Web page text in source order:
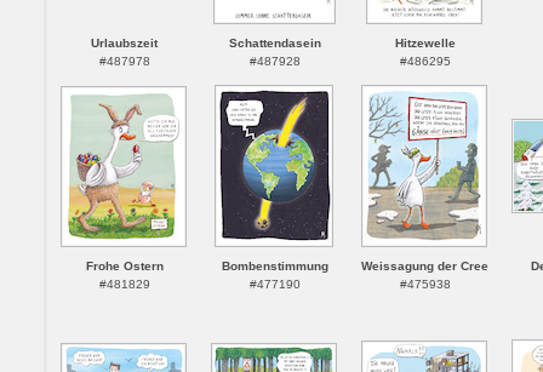
Urlaubszeit
#487978
Schattendasein
#487928
Hitzewelle
#486295
Frohe Ostern
#481829
Bombenstimmung
#477190
Weissagung der Cree
#475938